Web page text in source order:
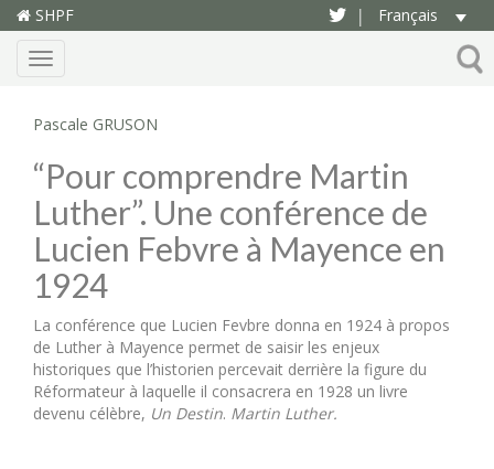
SHPF | Français
Menu
Pascale GRUSON
“Pour comprendre Martin
Luther”. Une conférence de
Lucien Febvre à Mayence en
1924
La conférence que Lucien Fevbre donna en 1924 à propos
de Luther à Mayence permet de saisir les enjeux
historiques que l’historien percevait derrière la figure du
Réformateur à laquelle il consacrera en 1928 un livre
devenu célèbre, Un Destin. Martin Luther.